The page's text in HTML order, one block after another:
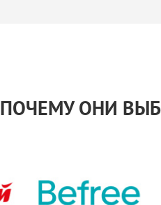
ПОЧЕМУ ОНИ